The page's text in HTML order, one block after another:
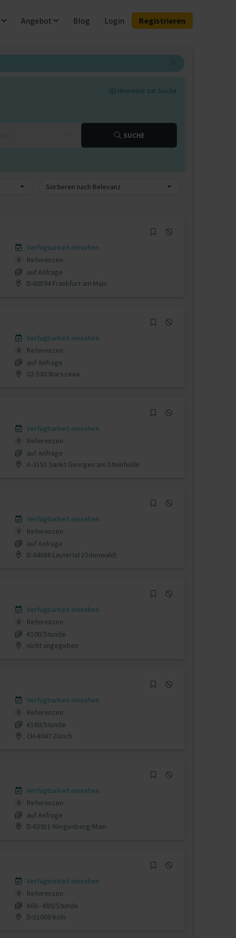
Angebot Blog Login Registrieren
Hinweise zur Suche
SUCHE
Sortieren nach Relevanz
Verfügbarkeit einsehen
0
Referenzen
auf Anfrage
D-60594 Frankfurt am Main
Verfügbarkeit einsehen
0
Referenzen
auf Anfrage
02-530 Warszawa
Verfügbarkeit einsehen
0
Referenzen
auf Anfrage
A-3151 Sankt Georgen am Steinfelde
Verfügbarkeit einsehen
0
Referenzen
auf Anfrage
D-64686 Lautertal (Odenwald)
Verfügbarkeit einsehen
0
Referenzen
€100/Stunde
nicht angegeben
Verfügbarkeit einsehen
0
Referenzen
€160/Stunde
CH-8047 Zürich
Verfügbarkeit einsehen
0
Referenzen
auf Anfrage
D-63911 Klingenberg/Main
Verfügbarkeit einsehen
0
Referenzen
€60 - €80/Stunde
D-51069 Köln